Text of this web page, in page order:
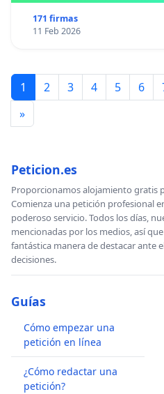
171 firmas
11 Feb 2026
1 2 3 4 5 6
»
Peticion.es
Proporcionamos alojamiento gratis
Comienza una petición profesional
poderoso servicio. Todos los días,
mencionadas por los medios, así
fantástica manera de destacar ante
decisiones.
Guías
Cómo empezar una
petición en línea
¿Cómo redactar una
petición?